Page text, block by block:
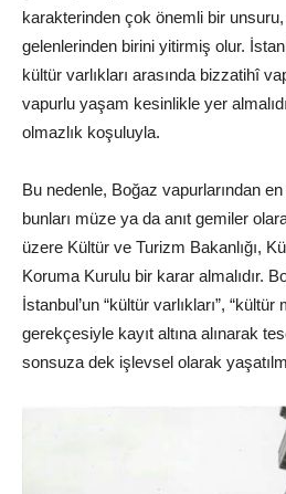
karakterinden çok önemli bir unsuru,
gelenlerinden birini yitirmiş olur.
kültür varlıkları arasında bizzatihî
vapurlu yaşam kesinlikle yer
olmazlık koşuluyla.
Bu nedenle, Boğaz vapurlarından
bunları müze ya da anıt gemiler
üzere Kültür ve Turizm Bakanlığı,
Koruma Kurulu bir karar almalıdır.
İstanbul’un “kültür varlıkları”, “kültür
gerekçesiyle kayıt altına alınarak
sonsuza dek işlevsel olarak